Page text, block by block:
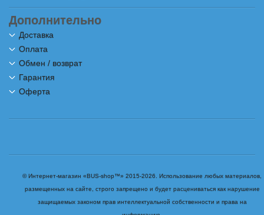
Дополнительно
Доставка
Оплата
Обмен / возврат
Гарантия
Оферта
© Интернет-магазин «BUS-shop™» 2015-2026. Использование любых материалов,
размещенных на сайте, строго запрещено и будет расцениваться как нарушение
защищаемых законом прав интеллектуальной собственности и права на